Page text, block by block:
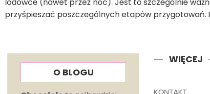
przyśpieszać poszczególnych etapów przygotowań.
O BLOGU
WIĘCEJ
KONTAKT